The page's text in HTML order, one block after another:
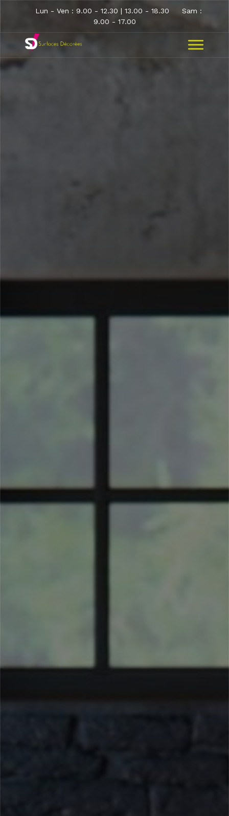
Lun - Ven : 9.00 - 12.30 | 13.00 - 18.30
Sam :
9.00 - 17.00